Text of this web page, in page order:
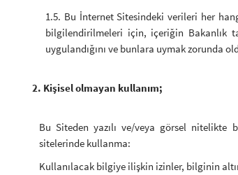
1.5. Bu İnternet Sitesindeki verileri her
bilgilendirilmeleri için, içeriğin Bakanlık
uygulandığını ve bunlara uymak zorunda
2. Kişisel olmayan kullanım;
Bu Siteden yazılı ve/veya görsel
sitelerinde kullanma:
Kullanılacak bilgiye ilişkin izinler, bilginin